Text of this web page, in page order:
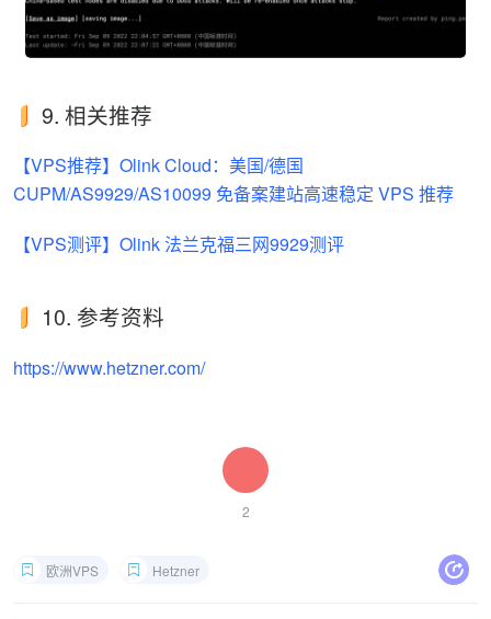
9. 相关推荐
【VPS推荐】Olink Cloud：美国/德国
CUPM/AS9929/AS10099 免备案建站高速稳定 VPS 推荐
【VPS测评】Olink 法兰克福三网9929测评
10. 参考资料
https://www.hetzner.com/
2
欧洲VPS Hetzner